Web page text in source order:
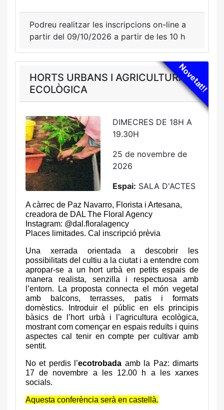
Podreu realitzar les inscripcions on-line a
partir del 09/10/2026 a partir de les 10 h
Novetat!!
HORTS URBANS I AGRICULTURA
ECOLÒGICA
DIMECRES DE 18H A
19.30H
25 de novembre de
2026
Espai: SALA D'ACTES
A càrrec de Paz Navarro, Florista i Artesana,
creadora de DAL The Floral Agency
Instagram: @dal.floralagency
Places limitades. Cal inscripció prèvia
Una xerrada orientada a descobrir les
possibilitats del cultiu a la ciutat i a entendre com
apropar-se a un hort urbà en petits espais de
manera realista, senzilla i respectuosa amb
l’entorn. La proposta connecta el món vegetal
amb balcons, terrasses, patis i formats
domèstics. Introduir el públic en els principis
bàsics de l’hort urbà i l’agricultura ecològica,
mostrant com començar en espais reduïts i quins
aspectes cal tenir en compte per cultivar amb
sentit.
No et perdis l’ecotrobada amb la Paz: dimarts
17 de novembre a les 12.00 h a les xarxes
socials.
Aquesta conferència serà en castellà.